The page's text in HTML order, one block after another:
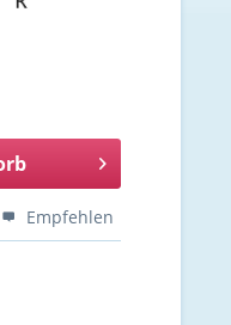
Empfehlen